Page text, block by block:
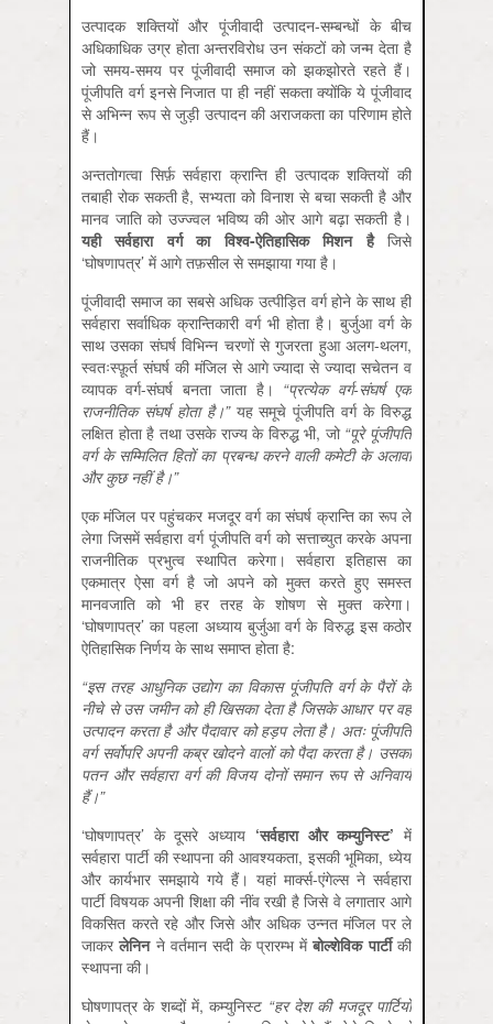
उत्पादक शक्तियों और पूंजीवादी उत्पादन-सम्बन्धों के बीच
अधिकाधिक उग्र होता अन्तरविरोध उन संकटों को जन्म देता है
जो समय-समय पर पूंजीवादी समाज को झकझोरते रहते हैं।
पूंजीपति वर्ग इनसे निजात पा ही नहीं सकता क्योंकि ये पूंजीवाद
से अभिन्न रूप से जुड़ी उत्पादन की अराजकता का परिणाम होते
हैं।
अन्ततोगत्वा सिर्फ़ सर्वहारा क्रान्ति ही उत्पादक शक्तियों की
तबाही रोक सकती है, सभ्यता को विनाश से बचा सकती है और
मानव जाति को उज्ज्वल भविष्य की ओर आगे बढ़ा सकती है।
यही सर्वहारा वर्ग का विश्व-ऐतिहासिक मिशन हैजिसे
‘घोषणापत्र’ में आगे तफ़सील से समझाया गया है।
पूंजीवादी समाज का सबसे अधिक उत्पीड़ित वर्ग होने के साथ ही
सर्वहारा सर्वाधिक क्रान्तिकारी वर्ग भी होता है। बुर्जुआ वर्ग के
साथ उसका संघर्ष विभिन्न चरणों से गुजरता हुआ अलग-थलग,
स्वतःस्फ़ूर्त संघर्ष की मंजिल से आगे ज्यादा से ज्यादा सचेतन व
व्यापक वर्ग-संघर्ष बनता जाता है। “प्रत्येक वर्ग-संघर्ष एक
राजनीतिक संघर्ष होता है।”यह समूचे पूंजीपति वर्ग के विरुद्ध
लक्षित होता है तथा उसके राज्य के विरुद्ध भी, जो “पूरे पूंजीपति
वर्ग के सम्मिलित हितों का प्रबन्ध करने वाली कमेटी के अलावा
और कुछ नहीं है।”
एक मंजिल पर पहुंचकर मजदूर वर्ग का संघर्ष क्रान्ति का रूप ले
लेगा जिसमें सर्वहारा वर्ग पूंजीपति वर्ग को सत्ताच्युत करके अपना
राजनीतिक प्रभुत्व स्थापित करेगा। सर्वहारा इतिहास का
एकमात्र ऐसा वर्ग है जो अपने को मुक्त करते हुए समस्त
मानवजाति को भी हर तरह के शोषण से मुक्त करेगा।
‘घोषणापत्र’ का पहला अध्याय बुर्जुआ वर्ग के विरुद्ध इस कठोर
ऐतिहासिक निर्णय के साथ समाप्त होता है:
“इस तरह आधुनिक उद्योग का विकास पूंजीपति वर्ग के पैरों के
नीचे से उस जमीन को ही खिसका देता है जिसके आधार पर वह
उत्पादन करता है और पैदावार को हड़प लेता है। अतः पूंजीपति
वर्ग सर्वोपरि अपनी कब्र खोदने वालों को पैदा करता है। उसका
पतन और सर्वहारा वर्ग की विजय दोनों समान रूप से अनिवार्य
हैं।”
‘घोषणापत्र’ के दूसरे अध्याय ‘सर्वहारा और कम्युनिस्ट’ में
सर्वहारा पार्टी की स्थापना की आवश्यकता, इसकी भूमिका, ध्येय
और कार्यभार समझाये गये हैं। यहां मार्क्स-एंगेल्स ने सर्वहारा
पार्टी विषयक अपनी शिक्षा की नींव रखी है जिसे वे लगातार आगे
विकसित करते रहे और जिसे और अधिक उन्नत मंजिल पर ले
जाकरलेनिनने वर्तमान सदी के प्रारम्भ मेंबोल्शेविक पार्टीकी
स्थापना की।
घोषणापत्र के शब्दों में, कम्युनिस्ट “हर देश की मजदूर पार्टियों